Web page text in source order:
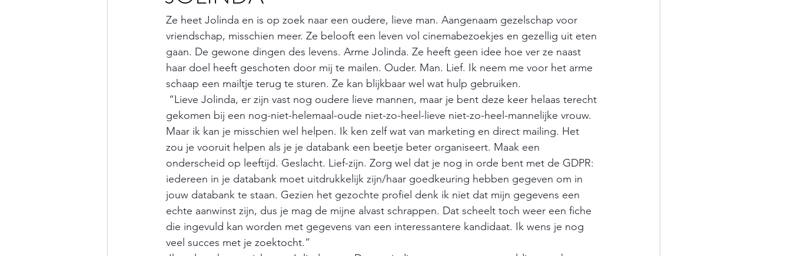
Ze heet Jolinda en is op zoek naar een oudere, lieve man. Aangenaam gezelschap voor
vriendschap, misschien meer. Ze belooft een leven vol cinemabezoekjes en gezellig uit eten
gaan. De gewone dingen des levens. Arme Jolinda. Ze heeft geen idee hoe ver ze naast
haar doel heeft geschoten door mij te mailen. Ouder. Man. Lief. Ik neem me voor het arme
schaap een mailtje terug te sturen. Ze kan blijkbaar wel wat hulp gebruiken.
“Lieve Jolinda, er zijn vast nog oudere lieve mannen, maar je bent deze keer helaas terecht
gekomen bij een nog-niet-helemaal-oude niet-zo-heel-lieve niet-zo-heel-mannelijke vrouw.
Maar ik kan je misschien wel helpen. Ik ken zelf wat van marketing en direct mailing. Het
zou je vooruit helpen als je je databank een beetje beter organiseert. Maak een
onderscheid op leeftijd. Geslacht. Lief-zijn. Zorg wel dat je nog in orde bent met de GDPR:
iedereen in je databank moet uitdrukkelijk zijn/haar goedkeuring hebben gegeven om in
jouw databank te staan. Gezien het gezochte profiel denk ik niet dat mijn gegevens een
echte aanwinst zijn, dus je mag de mijne alvast schrappen. Dat scheelt toch weer een fiche
die ingevuld kan worden met gegevens van een interessantere kandidaat. Ik wens je nog
veel succes met je zoektocht.”